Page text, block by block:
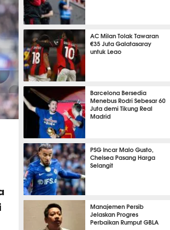
11 menit 5 detik lalu
AC Milan Tolak Tawaran
€35 Juta Galatasaray
untuk Leao
16 menit 38 detik lalu
Barcelona Bersedia
Menebus Rodri Sebesar 60
Juta demi Tikung Real
Madrid
16 menit 48 detik lalu
PSG Incar Malo Gusto,
Chelsea Pasang Harga
Selangit
19 menit 15 detik lalu
Manajemen Persib
Jelaskan Progres
Perbaikan Rumput GBLA